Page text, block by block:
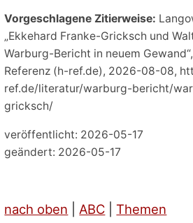
Vorgeschlagene Zitierweise:
„Ekkehard Franke-Gricksch und
Warburg-Bericht in neuem
Referenz (h-ref.de), 2026-08-08,
ref.de/literatur/warburg-bericht/
gricksch/
veröffentlicht: 2026-05-17
geändert: 2026-05-17
nach oben ABC |Themen